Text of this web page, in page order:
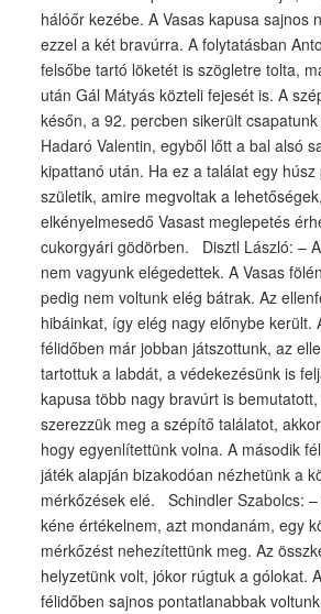
hálóőr kezébe. A Vasas kapusa sajnos
ezzel a két bravúrra. A folytatásban
felsőbe tartó löketét is szögletre tolta,
után Gál Mátyás közteli fejesét is. A
későn, a 92. percben sikerült
Hadaró Valentin, egyből lőtt a bal alsó
kipattanó után. Ha ez a találat egy
születik, amire megvoltak a
elkényelmesedő Vasast meglepetés
cukorgyári gödörben. Disztl László: –
nem vagyunk elégedettek. A Vasas
pedig nem voltunk elég bátrak. Az
hibáinkat, így elég nagy előnybe került.
félidőben már jobban játszottunk, az
tartottuk a labdát, a védekezésünk is
kapusa több nagy bravúrt is
szerezzük meg a szépítő találatot,
hogy egyenlítettünk volna. A második
játék alapján bizakodóan nézhetünk a
mérkőzések elé. Schindler Szabolcs:
kéne értékelnem, azt mondanám, egy
mérkőzést nehezítettünk meg. Az
helyzetünk volt, jókor rúgtuk a gólokat.
félidőben sajnos pontatlanabbak